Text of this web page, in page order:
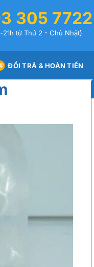
305 7722
21h từ Thứ 2 - Chủ Nhật)
ĐỔI TRẢ & HOÀN TIỀN